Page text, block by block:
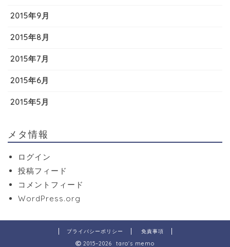
2015年9月
2015年8月
2015年7月
2015年6月
2015年5月
メタ情報
ログイン
投稿フィード
コメントフィード
WordPress.org
プライバシーポリシー
免責事項
2015–2026 taro's memo